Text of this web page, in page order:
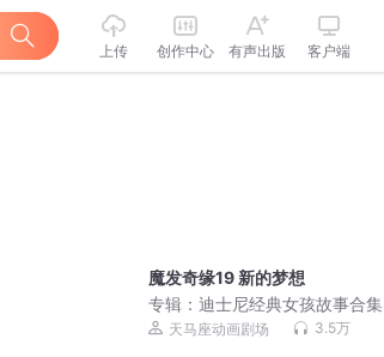
上传 创作中心 有声出版 客户端
魔发奇缘19 新的梦想
专辑：迪士尼经典女孩故事合集
天马座动画剧场 3.5万